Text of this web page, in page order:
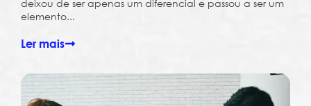
deixou de ser apenas um diferencial e passou a ser um
elemento...
Ler mais